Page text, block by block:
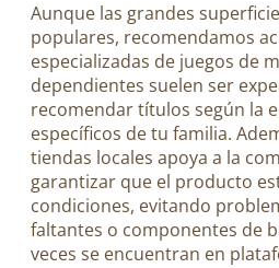
Aunque las grandes
populares, recomendamos
especializadas de juegos de
dependientes suelen ser
recomendar títulos según la
específicos de tu familia.
tiendas locales apoya a la
garantizar que el producto
condiciones, evitando
faltantes o componentes de
veces se encuentran en